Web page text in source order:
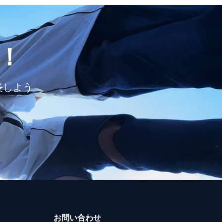
しよう
お問い合わせ